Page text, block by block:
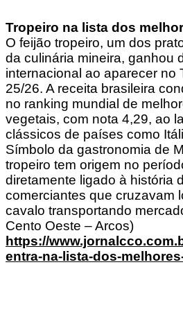
Tropeiro na lista dos
O feijão tropeiro, um dos
da culinária mineira, ganhou
internacional ao aparecer no
25/26. A receita brasileira
no ranking mundial de
vegetais, com nota 4,29, ao
clássicos de países como
Símbolo da gastronomia de
tropeiro tem origem no
diretamente ligado à história
comerciantes que cruzavam
cavalo transportando
Cento Oeste – Arcos)
https://
entra-na-lista-dos-